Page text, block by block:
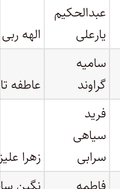
عبدالحکیم
یارعلی
الهه ربی
سامیه
گراوند
عاطفه
فرید
سیاهی
سرابی
زهرا